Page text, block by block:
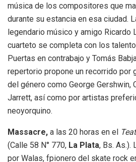
música de los compositores que
durante su estancia en esa ciudad.
legendario músico y amigo Ricardo
cuarteto se completa con los
Puertas en contrabajo y Tomás
repertorio propone un recorrido por
del género como George Gershwin,
Jarrett, así como por artistas
neoyorquino.
Massacre, a las 20 horas en el
(Calle 58 N° 770, La Plata, Bs. As.).
por Walas, fpionero del skate rock